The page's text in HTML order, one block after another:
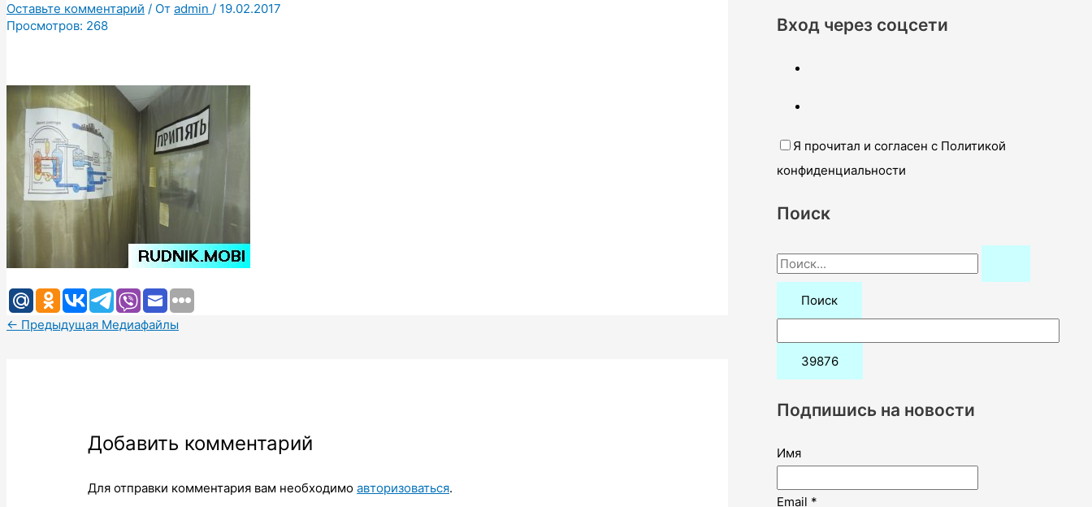
Оставьте комментарий / От admin / 19.02.2017
Просмотров: 268
← Предыдущая Медиафайлы
Добавить комментарий
Для отправки комментария вам необходимоавторизоваться.
Вход через соцсети
Я прочитал и согласен с Политикой
конфиденциальности
Поиск
П
о
:
Подпишись на новости
Имя
Email *